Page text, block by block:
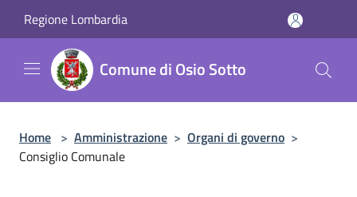
Regione Lombardia
Comune di Osio Sotto
Home > Amministrazione > Organi di governo >
Consiglio Comunale